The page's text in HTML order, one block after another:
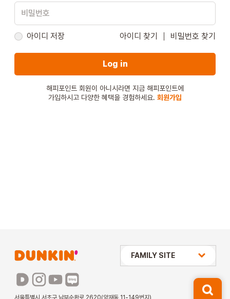
EVENT
STORE
아이디 저장 아이디 찾기 비밀번호 찾기
Log in
해피포인트 회원이 아니시라면 지금 해피포인트에
가입하시고 다양한 혜택을 경험하세요. 회원가입
서울특별시 서초구 남부순환로 2620(양재동 11-149번지)
상미당 HOLDINGS
파리바게뜨
FAMILY SITE